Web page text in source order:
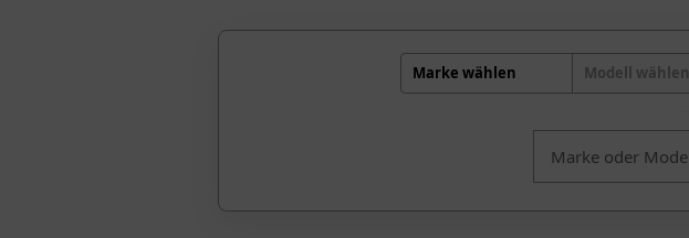
Marke wählen Modell wählen